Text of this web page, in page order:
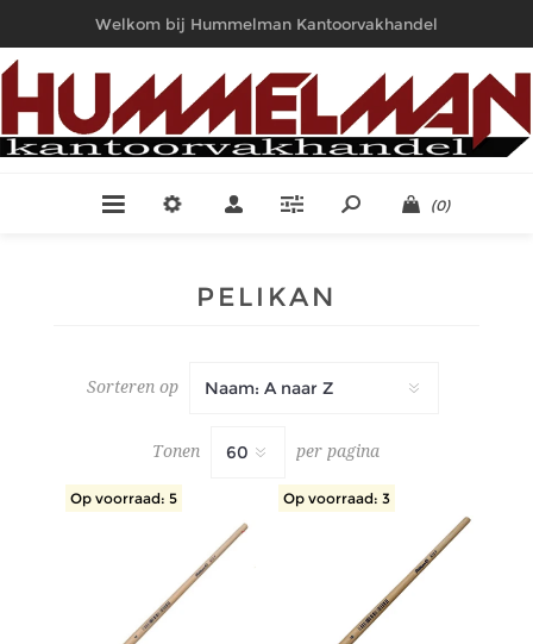
Welkom bij Hummelman Kantoorvakhandel
(0)
PELIKAN
Sorteren op
Tonen per pagina
Op voorraad: 5 Op voorraad: 3